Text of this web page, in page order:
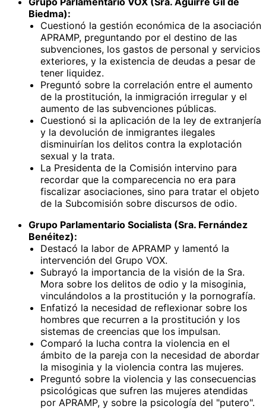
Biedma):
Cuestionó la gestión económica de la asociación
APRAMP, preguntando por el destino de las
subvenciones, los gastos de personal y servicios
exteriores, y la existencia de deudas a pesar de
tener liquidez.
Preguntó sobre la correlación entre el aumento
de la prostitución, la inmigración irregular y el
aumento de las subvenciones públicas.
Cuestionó si la aplicación de la ley de extranjería
y la devolución de inmigrantes ilegales
disminuirían los delitos contra la explotación
sexual y la trata.
La Presidenta de la Comisión intervino para
recordar que la comparecencia no era para
fiscalizar asociaciones, sino para tratar el objeto
de la Subcomisión sobre discursos de odio.
Grupo Parlamentario Socialista (Sra. Fernández
Benéitez):
Destacó la labor de APRAMP y lamentó la
intervención del Grupo VOX.
Subrayó la importancia de la visión de la Sra.
Mora sobre los delitos de odio y la misoginia,
vinculándolos a la prostitución y la pornografía.
Enfatizó la necesidad de reflexionar sobre los
hombres que recurren a la prostitución y los
sistemas de creencias que los impulsan.
Comparó la lucha contra la violencia en el
ámbito de la pareja con la necesidad de abordar
la misoginia y la violencia contra las mujeres.
Preguntó sobre la violencia y las consecuencias
psicológicas que sufren las mujeres atendidas
por APRAMP, y sobre la psicología del "putero".